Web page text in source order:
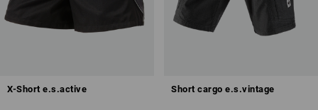
X-Short e.s.active Short cargo e.s.vintage